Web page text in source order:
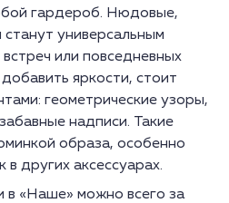
гардероб. Нюдовые,
универсальным
или повседневных
яркости, стоит
геометрические узоры,
надписи. Такие
образа, особенно
в других аксессуарах.
в «Наше» можно всего за